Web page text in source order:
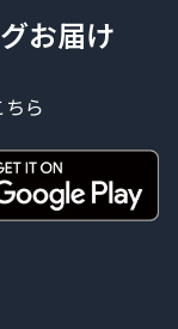
お届け
ら